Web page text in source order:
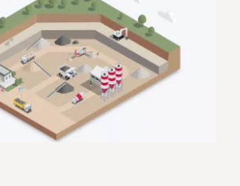
Eiffage : C’est quoi la
DAP ?
Motion design